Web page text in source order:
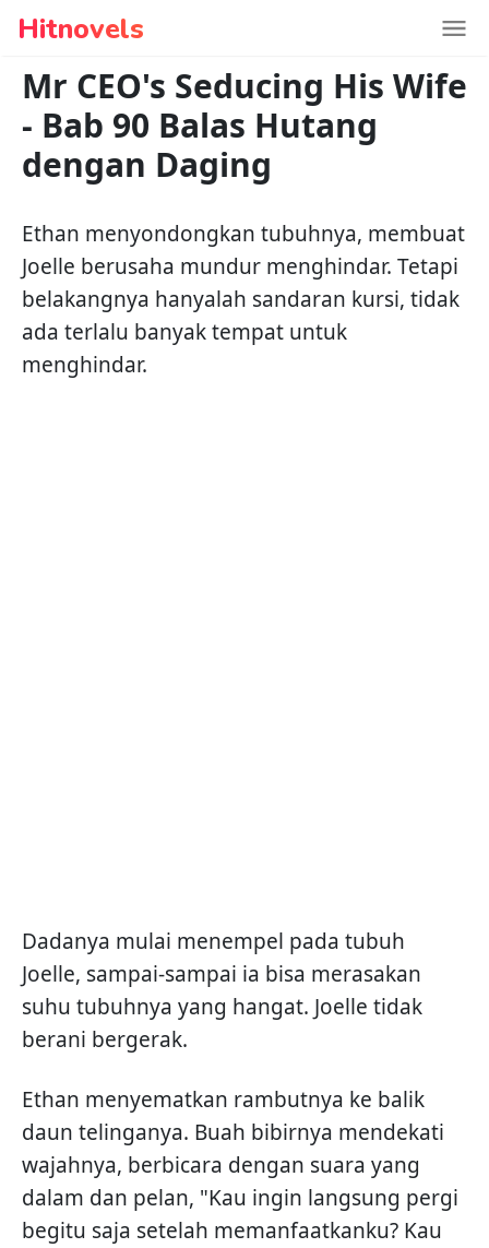
Hitnovels
Mr CEO's Seducing His Wife
- Bab 90 Balas Hutang
dengan Daging
Ethan menyondongkan tubuhnya, membuat
Joelle berusaha mundur menghindar. Tetapi
belakangnya hanyalah sandaran kursi, tidak
ada terlalu banyak tempat untuk
menghindar.
Dadanya mulai menempel pada tubuh
Joelle, sampai-sampai ia bisa merasakan
suhu tubuhnya yang hangat. Joelle tidak
berani bergerak.
Ethan menyematkan rambutnya ke balik
daun telinganya. Buah bibirnya mendekati
wajahnya, berbicara dengan suara yang
dalam dan pelan, "Kau ingin langsung pergi
begitu saja setelah memanfaatkanku? Kau